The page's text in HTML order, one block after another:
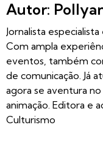
Autor:
Jornalista
Com ampla
eventos, também
de comunicação. Já
agora se aventura
animação. Editora e
Culturismo